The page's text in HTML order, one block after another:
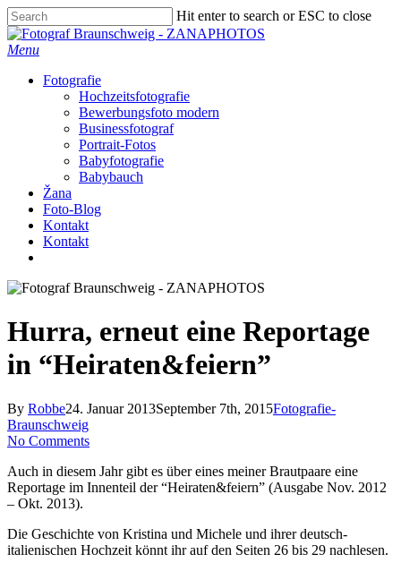
Skip
to
main
Hit enter to search or ESC to close
Close
Search
Menu
Fotografie
Hochzeitsfotografie
Bewerbungsfoto modern
Businessfotograf
Portrait-Fotos
Babyfotografie
Babybauch
Žana
Foto-Blog
Kontakt
Kontakt
Hurra, erneut eine Reportage
in “Heiraten&feiern”
By Robbe24. Januar 2013September 7th, 2015Fotografie-
Braunschweig
No Comments
Auch in diesem Jahr gibt es über eines meiner Brautpaare eine
Reportage im Innenteil der “Heiraten&feiern” (Ausgabe Nov. 2012
– Okt. 2013).
Die Geschichte von Kristina und Michele und ihrer deutsch-
italienischen Hochzeit könnt ihr auf den Seiten 26 bis 29 nachlesen.